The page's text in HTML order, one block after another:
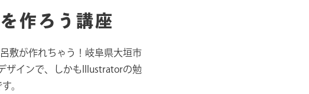
作ろう講座
敷が作れちゃう！岐阜県大垣市
ザインで、しかもIllustratorの勉
。